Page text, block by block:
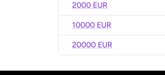
2000 EUR
10000 EUR
20000 EUR